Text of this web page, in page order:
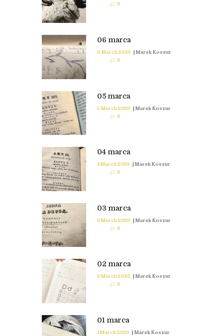
0
06 marca
6 March 2023 | Marek Koszur
0
05 marca
5 March 2023 | Marek Koszur
0
04 marca
4 March 2023 | Marek Koszur
0
03 marca
3 March 2023 | Marek Koszur
0
02 marca
2 March 2023
Marek Koszur
0
01 marca
1 March 2023 | Marek Koszur